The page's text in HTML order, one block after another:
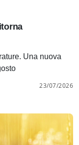
Una nuova
23/07/2026